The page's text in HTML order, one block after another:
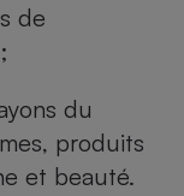
de
du
produits
et beauté.